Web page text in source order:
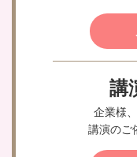
講
企業様
講演のご